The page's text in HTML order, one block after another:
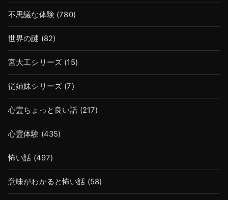
不思議な体験 (780)
世界の謎 (82)
宮大工シリーズ (15)
従姉妹シリーズ (7)
心霊ちょっと良い話 (217)
心霊体験 (435)
怖い話 (497)
意味がわかると怖い話 (58)